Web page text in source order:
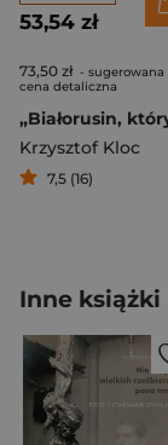
53,54 zł
73,50 zł - sugerowana
cena detaliczna
Krzysztof Kloc
7,5 (16)
Inne książki